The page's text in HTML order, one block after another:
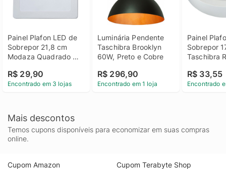
Painel Plafon LED de
Sobrepor 21,8 cm
Modaza Quadrado
R$ 29,90
Encontrado em 3 lojas
Luminária Pendente
Taschibra Brooklyn
60W, Preto e Cobre
R$ 296,90
Encontrado em 1 loja
Painel
Sobrepor
Taschibra
6500K
R$ 33,55
Encontrado
Mais descontos
Temos cupons disponíveis para economizar em suas compras
online.
Cupom Amazon
Cupom Terabyte Shop